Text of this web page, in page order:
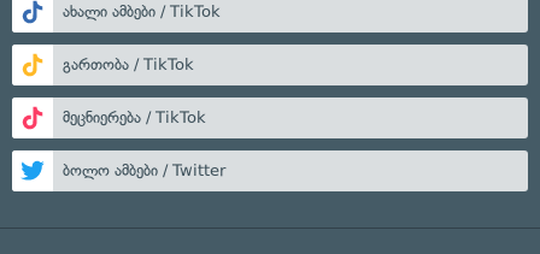
ახალი ამბები / TikTok
გართობა / TikTok
მეცნიერება / TikTok
ბოლო ამბები / Twitter